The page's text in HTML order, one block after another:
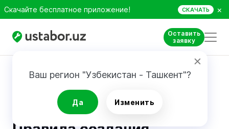
Скачайте бесплатное приложение! СКАЧАТЬ ×
Оставить
заявку
Ваш регион "Узбекистан - Ташкент"?
Да Изменить